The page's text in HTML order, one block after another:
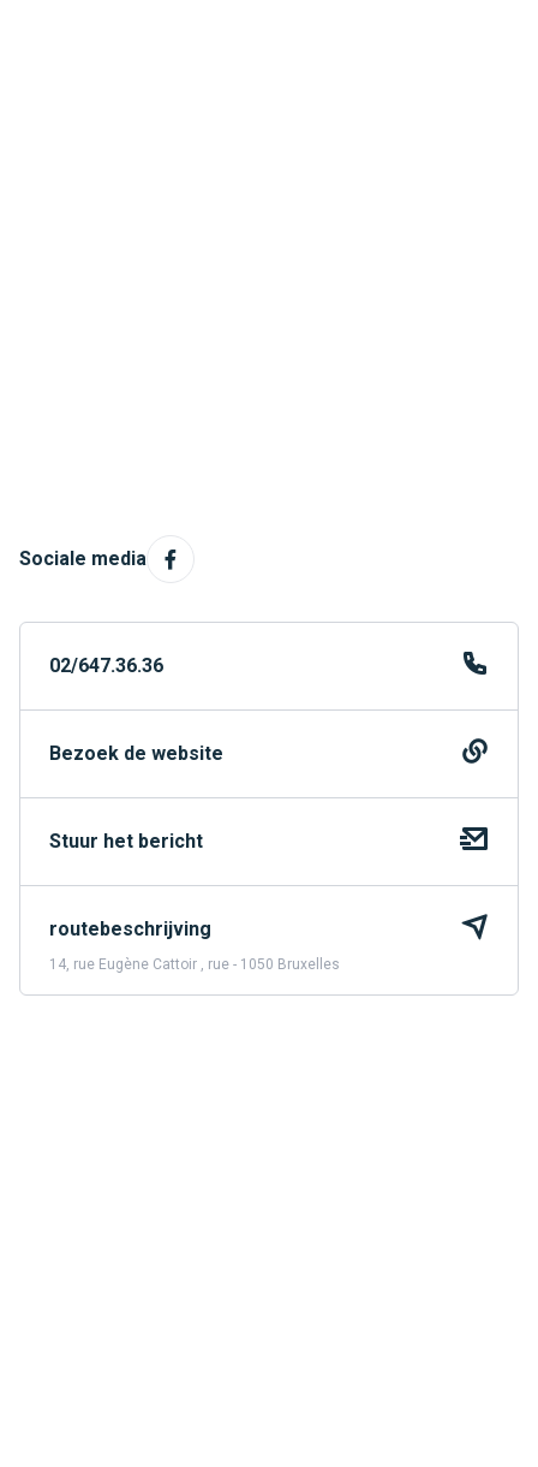
Sociale media
02/647.36.36
Bezoek de website
Stuur het bericht
routebeschrijving
14, rue Eugène Cattoir , rue - 1050 Bruxelles